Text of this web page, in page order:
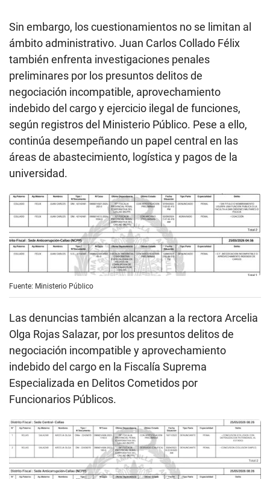
Sin embargo, los cuestionamientos no se limitan al
ámbito administrativo. Juan Carlos Collado Félix
también enfrenta investigaciones penales
preliminares por los presuntos delitos de
negociación incompatible, aprovechamiento
indebido del cargo y ejercicio ilegal de funciones,
según registros del Ministerio Público. Pese a ello,
continúa desempeñando un papel central en las
áreas de abastecimiento, logística y pagos de la
universidad.
Fuente: Ministerio Público
Las denuncias también alcanzan a la rectora Arcelia
Olga Rojas Salazar, por los presuntos delitos de
negociación incompatible y aprovechamiento
indebido del cargo en la Fiscalía Suprema
Especializada en Delitos Cometidos por
Funcionarios Públicos.